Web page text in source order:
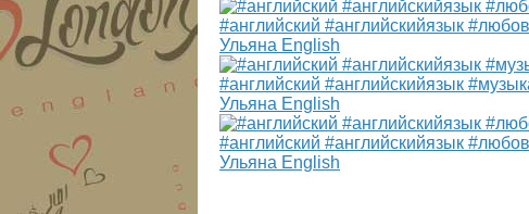
#английский #английскийязык
Ульяна English
#английский #английскийязык
Ульяна English
#английский #английскийязык
Ульяна English